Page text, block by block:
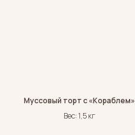
Муссовый торт с «Кораблем»
Вес: 1,5 кг